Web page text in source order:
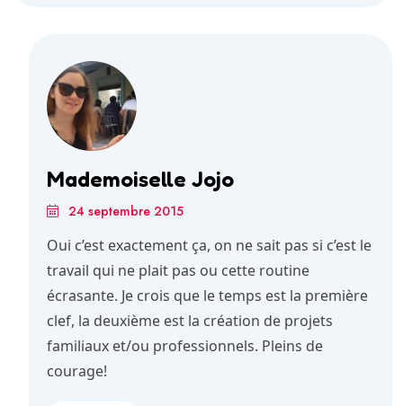
Mademoiselle Jojo
24 septembre 2015
Oui c’est exactement ça, on ne sait pas si c’est le
travail qui ne plait pas ou cette routine
écrasante. Je crois que le temps est la première
clef, la deuxième est la création de projets
familiaux et/ou professionnels. Pleins de
courage!